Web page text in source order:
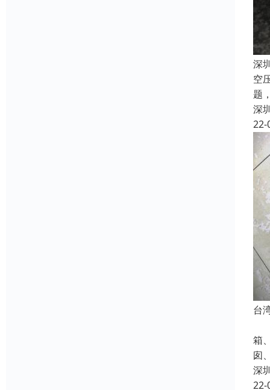
深
空
题
深
22-
台
箱
囱
深
22-